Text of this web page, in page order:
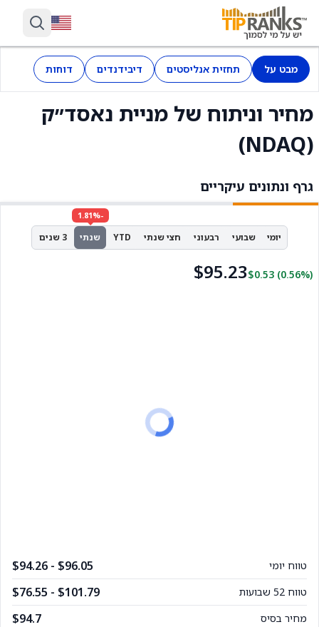
מבט על תחזית אנליסטים דיבידנדים דוחות
מחיר וניתוח של מניית נאסד״ק
(NDAQ)
גרף ונתונים עיקריים
יומי שבועי רבעוני חצי שנתי YTD שנתי
-1.81%
3 שנים
$0.53 (0.56%)
$95.23
טווח יומי $94.26 - $96.05
טווח 52 שבועות $76.55 - $101.79
מחיר בסיס $94.7